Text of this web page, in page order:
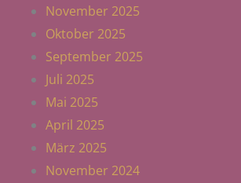
November 2025
Oktober 2025
September 2025
Juli 2025
Mai 2025
April 2025
März 2025
November 2024